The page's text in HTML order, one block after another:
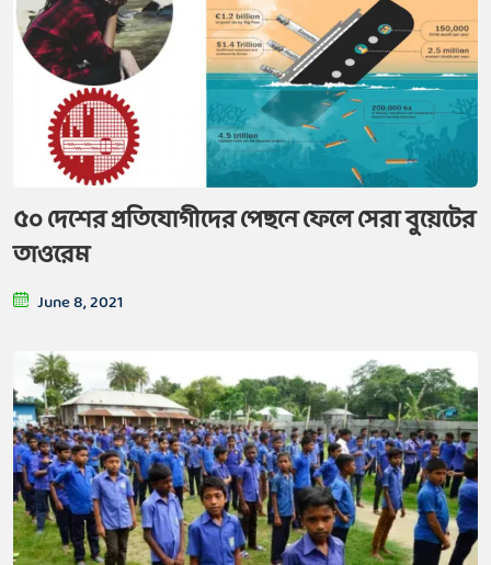
৫০ দেশের প্রতিযোগীদের পেছনে ফেলে সেরা বুয়েটের
তাওরেম
June 8, 2021